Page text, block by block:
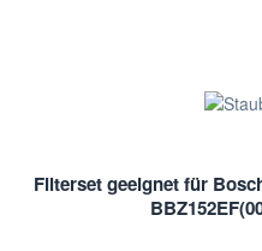
Filterset geeignet für